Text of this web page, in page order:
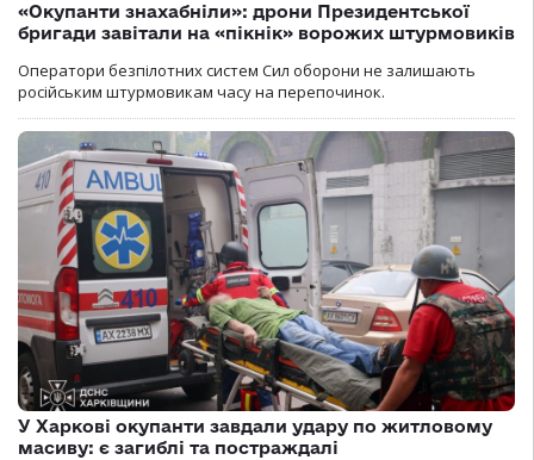
«Окупанти знахабніли»: дрони Президентської
бригади завітали на «пікнік» ворожих штурмовиків
Оператори безпілотних систем Сил оборони не залишають
російським штурмовикам часу на перепочинок.
У Харкові окупанти завдали удару по житловому
масиву: є загиблі та постраждалі